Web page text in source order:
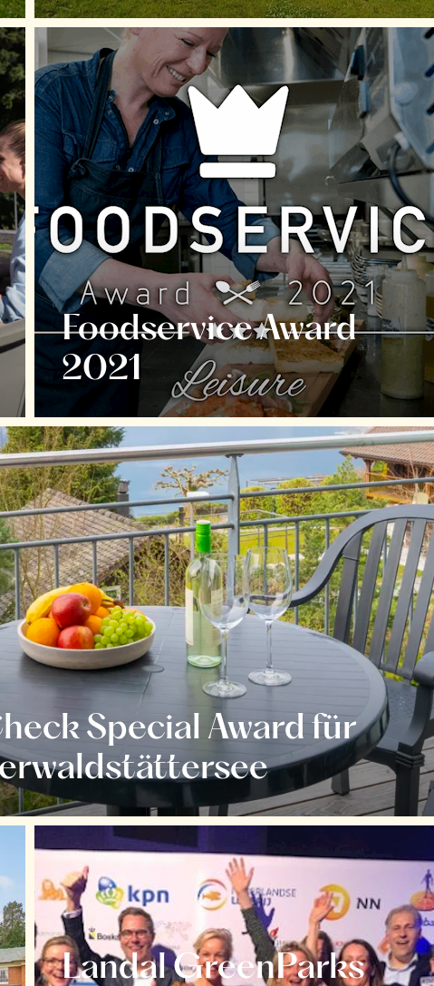
Foodservice Award
2021
Special Award für
Landal GreenParks